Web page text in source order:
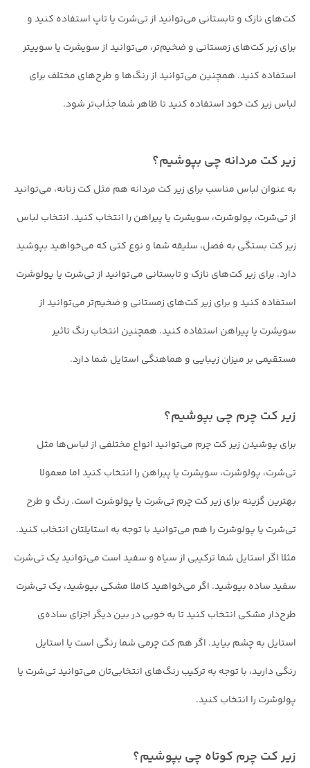
کت‌های نازک و تابستانی می‌توانید از تی‌شرت یا تاپ استفاده کنید و
برای زیر کت‌های زمستانی و ضخیم‌تر، می‌توانید از سویشرت یا سوییتر
استفاده کنید. همچنین می‌توانید از رنگ‌ها و طرح‌های مختلف برای
لباس زیر کت خود استفاده کنید تا ظاهر شما جذاب‌تر شود.
زیر کت مردانه چی بپوشیم؟
به عنوان لباس مناسب برای زیر کت مردانه هم مثل کت زنانه، می‌توانید
از تی‌شرت، پولوشرت، سویشرت یا پیراهن را انتخاب کنید. انتخاب لباس
زیر کت بستگی به فصل، سلیقه شما و نوع کتی که می‌خواهید بپوشید
دارد. برای زیر کت‌های نازک و تابستانی می‌توانید از تی‌شرت یا پولوشرت
استفاده کنید و برای زیر کت‌های زمستانی و ضخیم‌تر می‌توانید از
سویشرت یا پیراهن استفاده کنید. همچنین انتخاب رنگ تاثیر
مستقیمی بر میزان زیبایی و هماهنگی استایل شما دارد.
زیر کت چرم چی بپوشیم؟
برای پوشیدن زیر کت چرم می‌توانید انواع مختلفی از لباس‌ها مثل
تی‌شرت، پولوشرت، سویشرت یا پیراهن را انتخاب کنید اما معمولا
بهترین گزینه برای زیر کت چرم تی‌شرت یا پولوشرت است. رنگ و طرح
تی‌شرت یا پولوشرت را هم می‌توانید با توجه به استایلتان انتخاب کنید.
مثلا اگر استایل شما ترکیبی از سیاه و سفید است می‌توانید یک تی‌شرت
سفید ساده بپوشید. اگر می‌خواهید کاملا مشکی بپوشید، یک تی‌شرت
طرح‌دار مشکی انتخاب کنید تا به خوبی در بین دیگر اجزای ساده‌ی
استایل به چشم بیاید. اگر هم کت چرمی شما رنگی است یا استایل
رنگی دارید، با توجه به ترکیب رنگ‌های انتخابی‌تان می‌توانید تی‌شرت یا
پولوشرت را انتخاب کنید.
زیر کت چرم کوتاه چی بپوشیم؟